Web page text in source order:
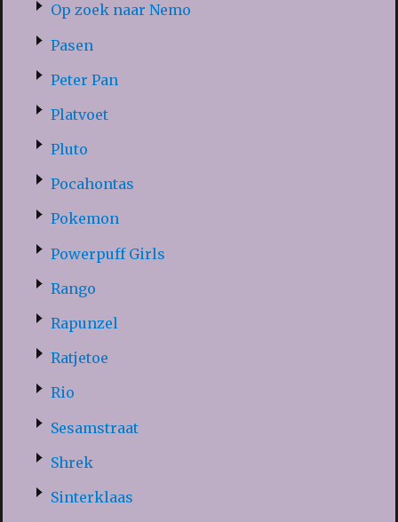
Op zoek naar Nemo
Pasen
Peter Pan
Platvoet
Pluto
Pocahontas
Pokemon
Powerpuff Girls
Rango
Rapunzel
Ratjetoe
Rio
Sesamstraat
Shrek
Sinterklaas